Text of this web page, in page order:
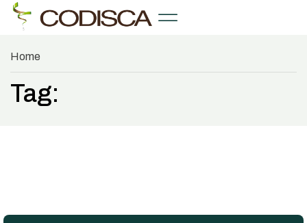
Home
Tag: